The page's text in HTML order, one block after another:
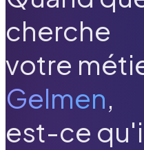
cherche
votre
Gelmen,
est-ce